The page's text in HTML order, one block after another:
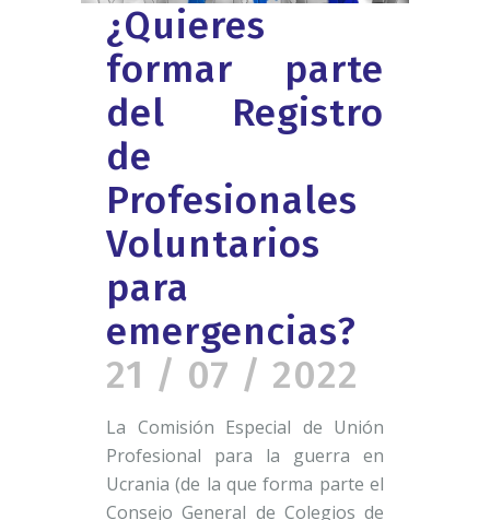
21 / 07 / 2022
¿Quieres
formar parte
del Registro
de
Profesionales
Voluntarios
para
emergencias?
La Comisión Especial de Unión
Profesional para la guerra en
Ucrania (de la que forma parte el
Consejo General de Colegios de